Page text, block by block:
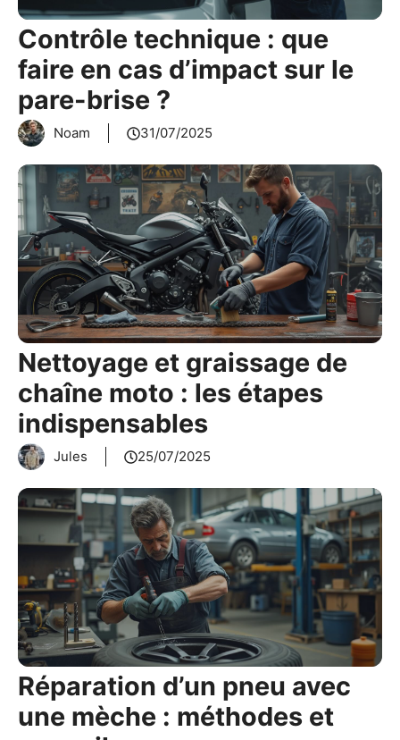
Contrôle technique : que
faire en cas d’impact sur le
pare-brise ?
Noam 31/07/2025
Nettoyage et graissage de
chaîne moto : les étapes
indispensables
Jules 25/07/2025
Réparation d’un pneu avec
une mèche : méthodes et